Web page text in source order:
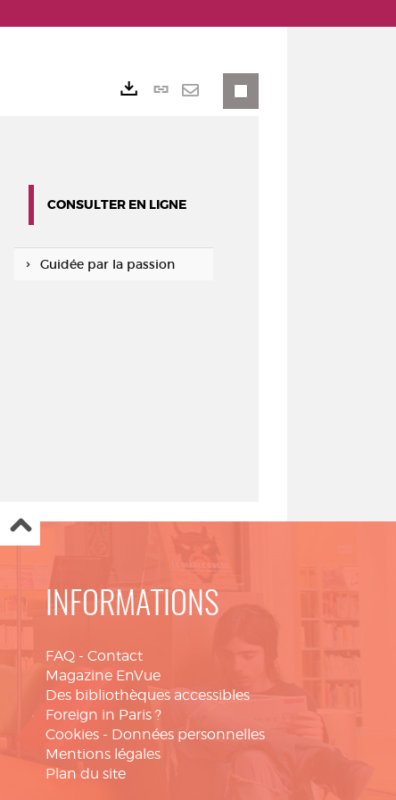
Lien
CONSULTER EN LIGNE
Guidée par la passion
INFORMATIONS
FAQ - Contact
Magazine EnVue
Des bibliothèques accessibles
Foreign in Paris ?
Cookies - Données personnelles
Mentions légales
Plan du site